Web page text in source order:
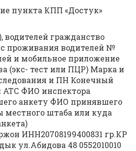
пункта КПП «Достук»
гражданство
проживания водителей №
и мобильное приложение
(экс- тест или ПЦР) Марка и
и ПН Конечный
АТС ФИО инспектора
анкету ФИО принявшего
местного штаба или куда
ИНН20708199400831 гр.КР
ул.Абидова 48 0552010010